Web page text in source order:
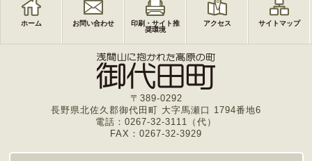
ホーム お問い合わせ
印刷・サイト推
奨環境
アクセス サイトマップ
〒389-0292
長野県北佐久郡御代田町 大字馬瀬口 1794番地6
電話：0267-32-3111（代）
FAX：0267-32-3929